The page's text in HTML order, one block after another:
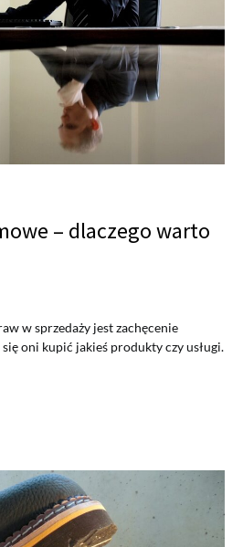
– dlaczego warto
w sprzedaży jest zachęcenie
oni kupić jakieś produkty czy usługi.